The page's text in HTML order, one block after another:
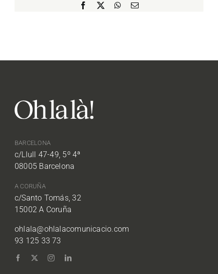
Facebook WhatsApp
Email:
BARCELONA
c/Llull 47-49, 5º 4ª
08005 Barcelona
A CORUÑA
c/Santo Tomás, 32
15002 A Coruña
ohlala@ohlalacomunicacio.com
93 125 33 73